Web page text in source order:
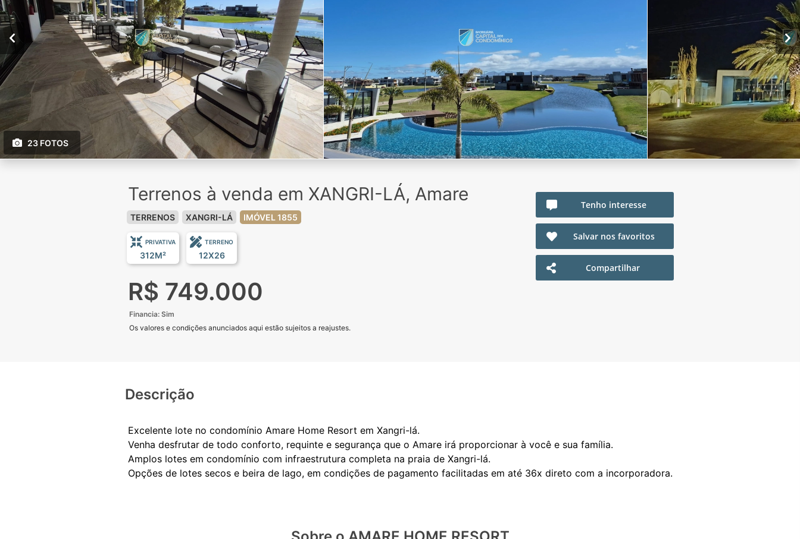
23 FOTOS
Terrenos à venda em XANGRI-LÁ, Amare
TERRENOS XANGRI-LÁ IMÓVEL 1855
PRIVATIVA
312M²
TERRENO
12X26
R$ 749.000
Financia: Sim
Os valores e condições anunciados aqui estão sujeitos a reajustes.
Tenho interesse
Salvar nos favoritos
Compartilhar
Descrição
Excelente lote no condomínio Amare Home Resort em Xangri-lá.
Venha desfrutar de todo conforto, requinte e segurança que o Amare irá proporcionar à você e sua família.
Amplos lotes em condomínio com infraestrutura completa na praia de Xangri-lá.